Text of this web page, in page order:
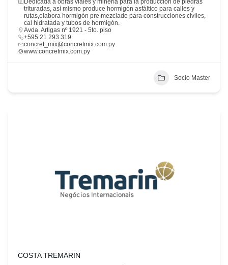
Dedicada a obras viales y minería para la producción de piedras
trituradas, así mismo produce hormigón asfáltico para calles y
rutas,elabora hormigón pre mezclado para construcciones civiles,
cal hidratada y tubos de hormigón.
Avda. Artigas nº 1921 - 5to. piso
+595 21 293 319
concret_mix@concretmix.com.py
www.concretmix.com.py
Socio Master
COSTA TREMARIN